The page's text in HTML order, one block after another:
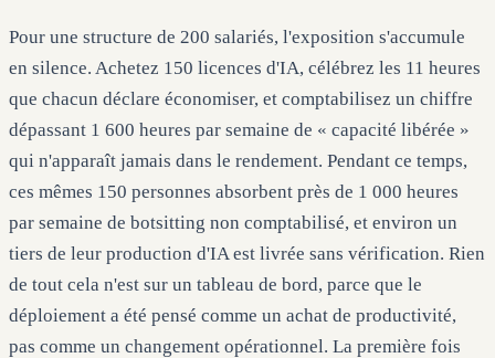
Pour une structure de 200 salariés, l'exposition s'accumule
en silence. Achetez 150 licences d'IA, célébrez les 11 heures
que chacun déclare économiser, et comptabilisez un chiffre
dépassant 1 600 heures par semaine de « capacité libérée »
qui n'apparaît jamais dans le rendement. Pendant ce temps,
ces mêmes 150 personnes absorbent près de 1 000 heures
par semaine de botsitting non comptabilisé, et environ un
tiers de leur production d'IA est livrée sans vérification. Rien
de tout cela n'est sur un tableau de bord, parce que le
déploiement a été pensé comme un achat de productivité,
pas comme un changement opérationnel. La première fois